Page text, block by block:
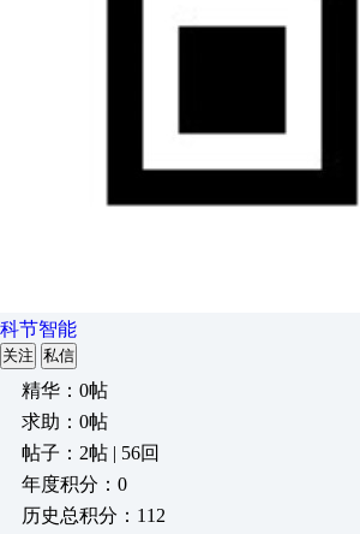
科节智能
关注 私信
精华：0帖
求助：0帖
帖子：2帖 | 56回
年度积分：0
历史总积分：112